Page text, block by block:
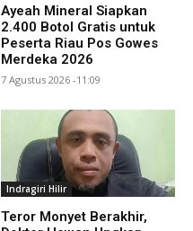
Ayeah Mineral Siapkan
2.400 Botol Gratis untuk
Peserta Riau Pos Gowes
Merdeka 2026
7 Agustus 2026 -11:09
Indragiri Hilir
Teror Monyet Berakhir,